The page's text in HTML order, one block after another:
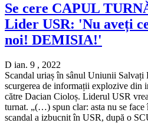
Se cere CAPUL
Lider USR: 'Nu aveți
noi! DEMISIA!'
D ian. 9 , 2022
Scandal uriaș în sânul Uniunii Salvați
scurgerea de informații explozive din
către Dacian Cioloș. Liderul USR
turnat. „(…) spun clar: asta nu se
scandal a izbucnit în USR, după o